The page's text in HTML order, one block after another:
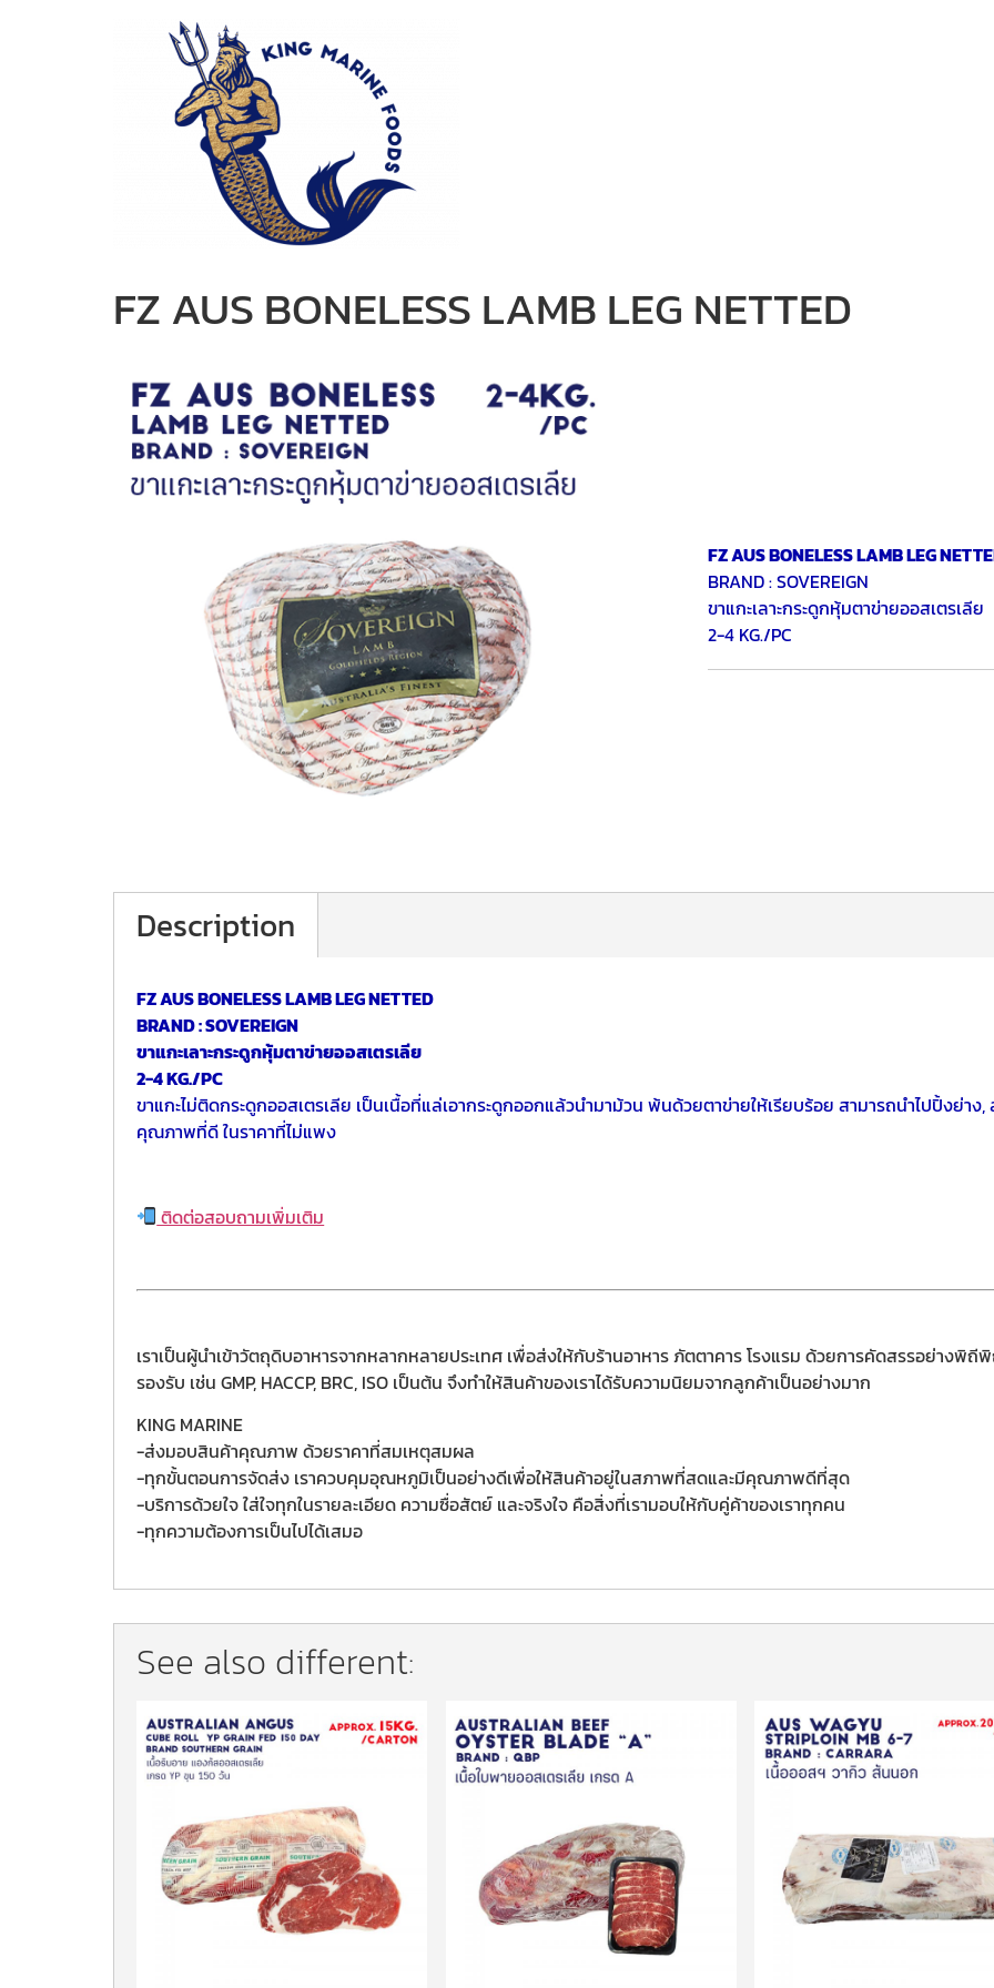
FZ AUS BONELESS LAMB LEG NETTED
FZ AUS BONELESS LAMB LEG
BRAND : SOVEREIGN
ขาแกะเลาะกระดูกหุ้มตาข่ายออสเตรเลีย
2-4 KG./PC
Description
FZ AUS BONELESS LAMB LEG NETTED
BRAND : SOVEREIGN
ขาแกะเลาะกระดูกหุ้มตาข่ายออสเตรเลีย
2-4 KG./PC
ขาแกะไม่ติดกระดูกออสเตรเลีย เป็นเนื้อที่แล่เอากระดูกออกแล้วนำมาม้วน พ้นด้วยตาข่ายให้เรียบร้อย สามารถนำไปปิ้งย่า
คุณภาพที่ดี ในราคาที่ไม่แพง
ติดต่อสอบถามเพิ่มเติม
เราเป็นผู้นำเข้าวัตถุดิบอาหารจากหลากหลายประเทศ เพื่อส่งให้กับร้านอาหาร ภัตตาคาร โรงแรม ด้วยการคัดสรรอย่า
รองรับ เช่น GMP, HACCP, BRC, ISO เป็นต้น จึงทำให้สินค้าของเราได้รับความนิยมจากลูกค้าเป็นอย่างมาก
KING MARINE
-ส่งมอบสินค้าคุณภาพ ด้วยราคาที่สมเหตุสมผล
-ทุกขั้นตอนการจัดส่ง เราควบคุมอุณหภูมิเป็นอย่างดีเพื่อให้สินค้าอยู่ในสภาพที่สดและมีคุณภาพดีที่สุด
-บริการด้วยใจ ใส่ใจทุกในรายละเอียด ความซื่อสัตย์ และจริงใจ คือสิ่งที่เรามอบให้กับคู่ค้าของเราทุกคน
-ทุกความต้องการเป็นไปได้เสมอ
See also different: